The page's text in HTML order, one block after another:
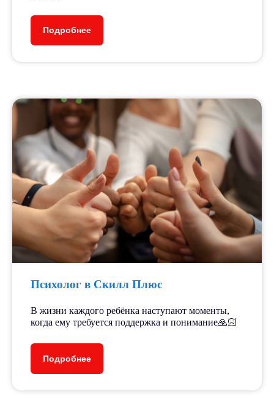
Подробнее
Психолог в Скилл Плюс
В жизни каждого ребёнка наступают моменты,
когда ему требуется поддержка и понимание🙏🏻
Подробнее